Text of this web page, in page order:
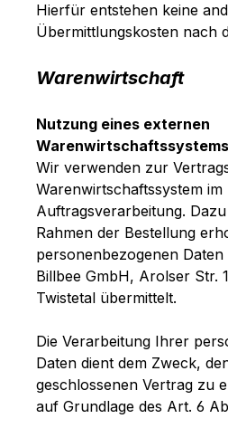
Hierfür entstehen keine
Übermittlungskosten nach
Warenwirtschaft
Nutzung eines externen
Warenwirtschaftssystems
Wir verwenden zur
Warenwirtschaftssystem im
Auftragsverarbeitung.
Rahmen der Bestellung
personenbezogenen Daten
Billbee GmbH, Arolser Str.
Twistetal übermittelt.
Die Verarbeitung Ihrer
Daten dient dem Zweck,
geschlossenen Vertrag zu
auf Grundlage des Art. 6